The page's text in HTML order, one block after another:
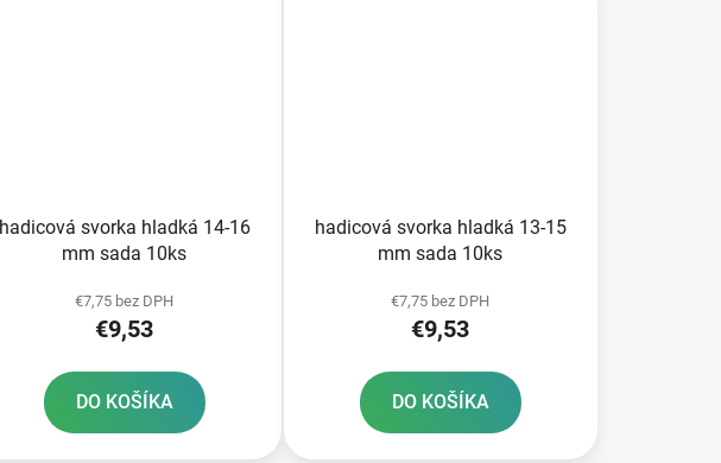
hadicová svorka hladká 14-16
mm sada 10ks
€7,75 bez DPH
€9,53
DO KOŠÍKA
hadicová svorka hladká 13-15
mm sada 10ks
€7,75 bez DPH
€9,53
DO KOŠÍKA